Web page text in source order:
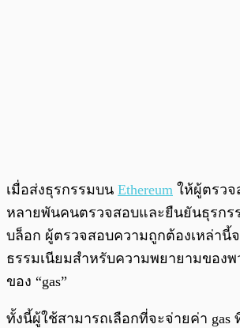
เมื่อส่งธุรกรรมบน Ethereum ให้ผู้ตรว
หลายพันคนตรวจสอบและยืนยันธุรกร
บล็อก ผู้ตรวจสอบความถูกต้องเหล่านี้
ธรรมเนียมสำหรับความพยายามของพ
ของ “gas”
ทั้งนี้ผู้ใช้สามารถเลือกที่จะจ่ายค่า gas